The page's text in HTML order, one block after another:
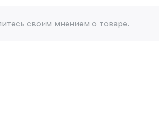
своим мнением о товаре.